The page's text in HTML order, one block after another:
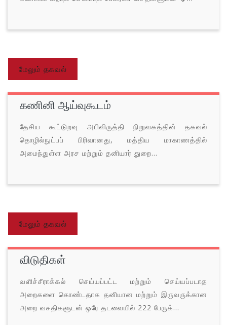
மேலும் தகவல்
கணினி ஆய்வுகூடம்
தேசிய கூட்டுறவு அபிவிருத்தி நிறுவகத்தின் தகவல்
தொழில்நுட்பப் பிரிவானது, மத்திய மாகாணத்தில்
அமைந்துள்ள அரச மற்றும் தனியார் துறை...
மேலும் தகவல்
விடுதிகள்
வளிச்சீராக்கல் செய்யப்பட்ட மற்றும் செய்யப்படாத
அறைகளை கொண்டதாக தனியான மற்றும் இருவருக்கான
அறை வசதிகளுடன் ஒரே தடவையில் 222 பேருக்...